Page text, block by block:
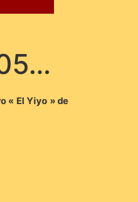
« El Yiyo » de